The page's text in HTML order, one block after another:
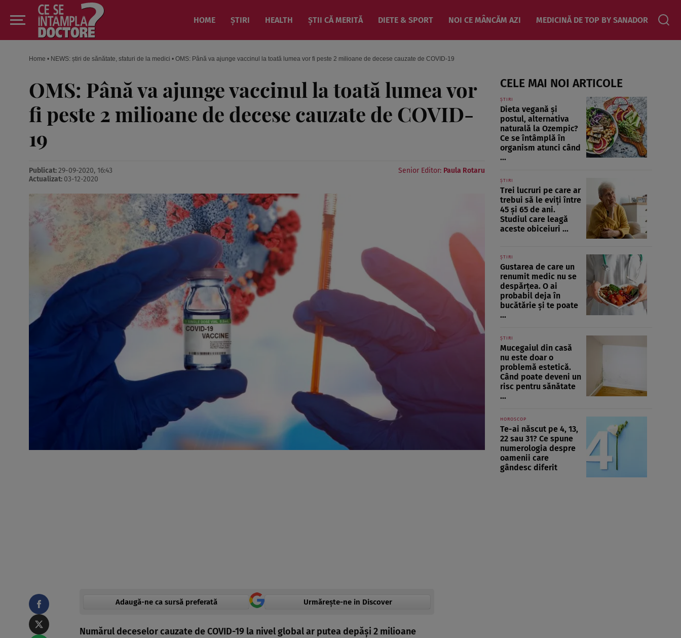
HOME ȘTIRI HEALTH ȘTII CĂ MERITĂ DIETE & SPORT NOI CE MÂNCĂM AZI MEDICINĂ DE TOP BY SANADOR
Home • NEWS: știri de sănătate, sfaturi de la medici • OMS: Până va ajunge vaccinul la toată lumea vor fi peste 2 milioane de decese cauzate de COVID-19
OMS: Până va ajunge vaccinul la toată lumea vor
fi peste 2 milioane de decese cauzate de COVID-
19
Publicat:29-09-2020, 16:43
Actualizat: 03-12-2020
Senior Editor: Paula Rotaru
Adaugă-ne ca sursă preferată Urmărește-ne in Discover
Numărul deceselor cauzate de COVID-19 la nivel global ar putea depăși 2 milioane
CELE MAI NOI ARTICOLE
ȘTIRI
Dieta vegană și
postul, alternativa
naturală la Ozempic?
Ce se întâmplă în
organism atunci când
...
ȘTIRI
Trei lucruri pe care ar
trebui să le eviți între
45 și 65 de ani.
Studiul care leagă
aceste obiceiuri ...
ȘTIRI
Gustarea de care un
renumit medic nu se
despărțea. O ai
probabil deja în
bucătărie și te poate
...
ȘTIRI
Mucegaiul din casă
nu este doar o
problemă estetică.
Când poate deveni un
risc pentru sănătate
...
HOROSCOP
Te-ai născut pe 4, 13,
22 sau 31? Ce spune
numerologia despre
oamenii care
gândesc diferit